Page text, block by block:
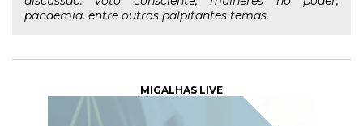
pandemia, entre outros palpitantes temas.
MIGALHAS LIVE